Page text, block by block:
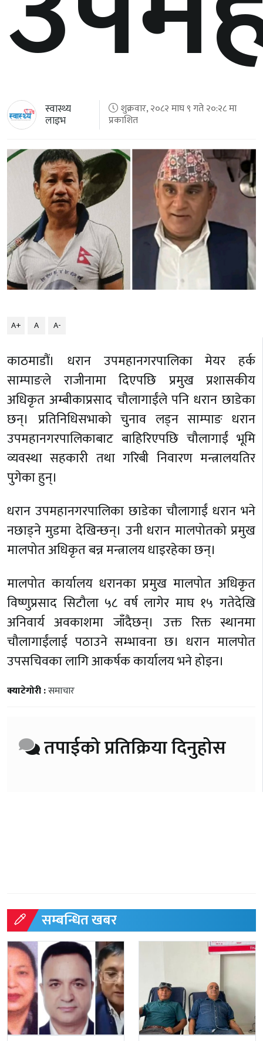
स्वास्थ्य
लाइभ
शुक्रवार, २०८२ माघ ९ गते २०:२८ मा
प्रकाशित
A+ A A-
काठमाडौं। धरान उपमहानगरपालिका मेयर हर्क
साम्पाङले राजीनामा दिएपछि प्रमुख प्रशासकीय
अधिकृत अम्बीकाप्रसाद चौलागाईंले पनि धरान छाडेका
छन्। प्रतिनिधिसभाको चुनाव लड्न साम्पाङ धरान
उपमहानगरपालिकाबाट बाहिरिएपछि चौलागाईं भूमि
व्यवस्था सहकारी तथा गरिबी निवारण मन्त्रालयतिर
पुगेका हुन्।
धरान उपमहानगरपालिका छाडेका चौलागाईं धरान भने
नछाड्ने मुडमा देखिन्छन्। उनी धरान मालपोतको प्रमुख
मालपोत अधिकृत बन्न मन्त्रालय धाइरहेका छन्।
मालपोत कार्यालय धरानका प्रमुख मालपोत अधिकृत
विष्णुप्रसाद सिटौला ५८ वर्ष लागेर माघ १५ गतेदेखि
अनिवार्य अवकाशमा जाँदैछन्। उक्त रिक्त स्थानमा
चौलागाईंलाई पठाउने सम्भावना छ। धरान मालपोत
उपसचिवका लागि आकर्षक कार्यालय भने होइन।
क्याटेगोरी :समाचार
तपाईको प्रतिक्रिया दिनुहोस
सम्बन्धित खबर